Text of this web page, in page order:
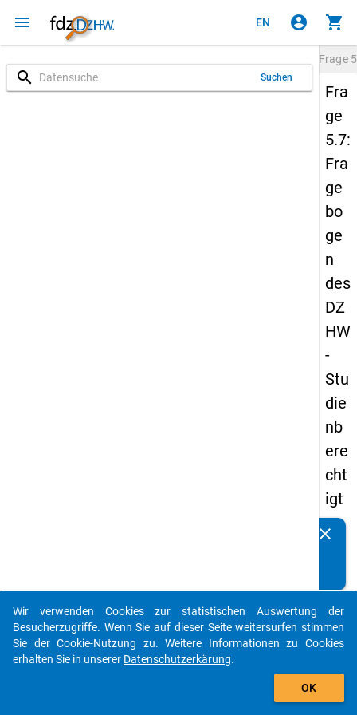
menu EN account_circle shopping_cart
search Suchen
Frage
Fra
ge
5.7:
Fra
ge
bo
ge
n
des
DZ
HW
-
Stu
die
nb
ere
cht
igt
en
s
20
08
clear
auto_stories
add_shopping_cart
Wir verwenden Cookies zur statistischen Auswertung der
Besucherzugriffe. Wenn Sie auf dieser Seite weitersurfen stimmen
Sie der Cookie-Nutzung zu. Weitere Informationen zu Cookies
erhalten Sie in unserer Datenschutzerkärung.
OK